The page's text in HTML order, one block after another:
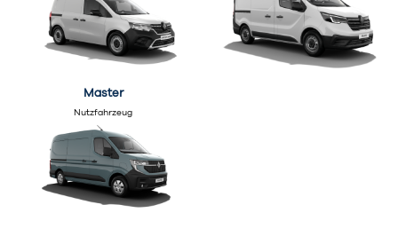
Master
Nutzfahrzeug